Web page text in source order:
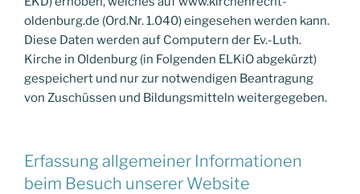
oldenburg.de (Ord.Nr. 1.040) eingesehen werden kann.
Diese Daten werden auf Computern der Ev.-Luth.
Kirche in Oldenburg (in Folgenden ELKiO abgekürzt)
gespeichert und nur zur notwendigen Beantragung
von Zuschüssen und Bildungsmitteln weitergegeben.
Erfassung allgemeiner Informationen
beim Besuch unserer Website